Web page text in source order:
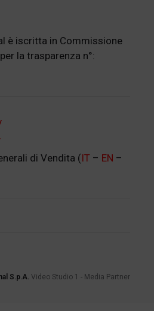
è iscritta in Commissione
la trasparenza n°:
di Vendita (IT – EN –
S.p.A. Video Studio 1 - Media Partner